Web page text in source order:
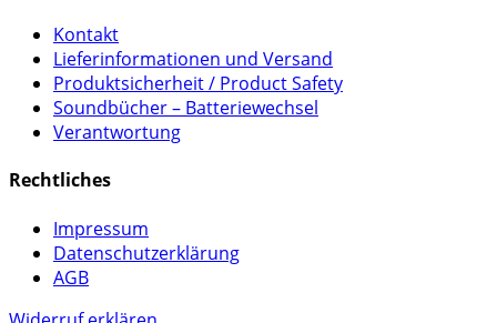
Kontakt
Lieferinformationen und Versand
Produktsicherheit / Product Safety
Soundbücher – Batteriewechsel
Verantwortung
Rechtliches
Impressum
Datenschutzerklärung
AGB